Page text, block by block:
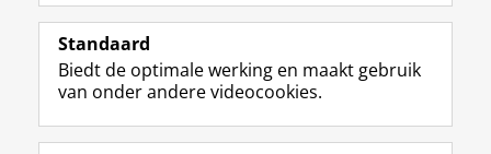
Deel dit Facebook LinkedIn
Standaard
Biedt de optimale werking en maakt gebruik
van onder andere videocookies.